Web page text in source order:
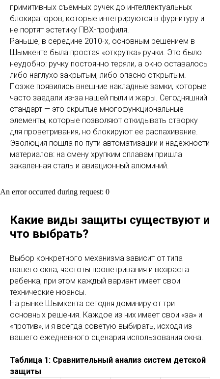
примитивных съемных ручек до интеллектуальных
блокираторов, которые интегрируются в фурнитуру и
не портят эстетику ПВХ-профиля.
Раньше, в середине 2010-х, основным решением в
Шымкенте была простая «открутка» ручки. Это было
неудобно: ручку постоянно теряли, а окно оставалось
либо наглухо закрытым, либо опасно открытым.
Позже появились внешние накладные замки, которые
часто заедали из-за нашей пыли и жары. Сегодняшний
стандарт — это скрытые многофункциональные
элементы, которые позволяют откидывать створку
для проветривания, но блокируют ее распахивание.
Эволюция пошла по пути автоматизации и надежности
материалов: на смену хрупким сплавам пришла
закаленная сталь и авиационный алюминий.
An error occurred during request: 0
Какие виды защиты существуют и
что выбрать?
Выбор конкретного механизма зависит от типа
вашего окна, частоты проветривания и возраста
ребенка, при этом каждый вариант имеет свои
технические нюансы.
На рынке Шымкента сегодня доминируют три
основных решения. Каждое из них имеет свои «за» и
«против», и я всегда советую выбирать, исходя из
вашего ежедневного сценария использования окна.
Таблица 1: Сравнительный анализ систем детской
защиты